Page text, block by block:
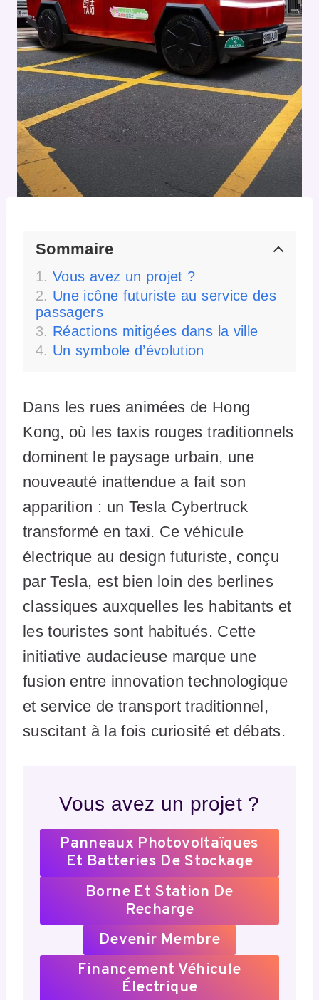
Sommaire
Vous avez un projet ?
Une icône futuriste au service des
passagers
Réactions mitigées dans la ville
Un symbole d’évolution
Dans les rues animées de Hong
Kong, où les taxis rouges traditionnels
dominent le paysage urbain, une
nouveauté inattendue a fait son
apparition : un Tesla Cybertruck
transformé en taxi. Ce véhicule
électrique au design futuriste, conçu
par Tesla, est bien loin des berlines
classiques auxquelles les habitants et
les touristes sont habitués. Cette
initiative audacieuse marque une
fusion entre innovation technologique
et service de transport traditionnel,
suscitant à la fois curiosité et débats.
Vous avez un projet ?
Panneaux Photovoltaïques
Et Batteries De Stockage
Borne Et Station De
Recharge
Devenir Membre
Financement Véhicule
Électrique